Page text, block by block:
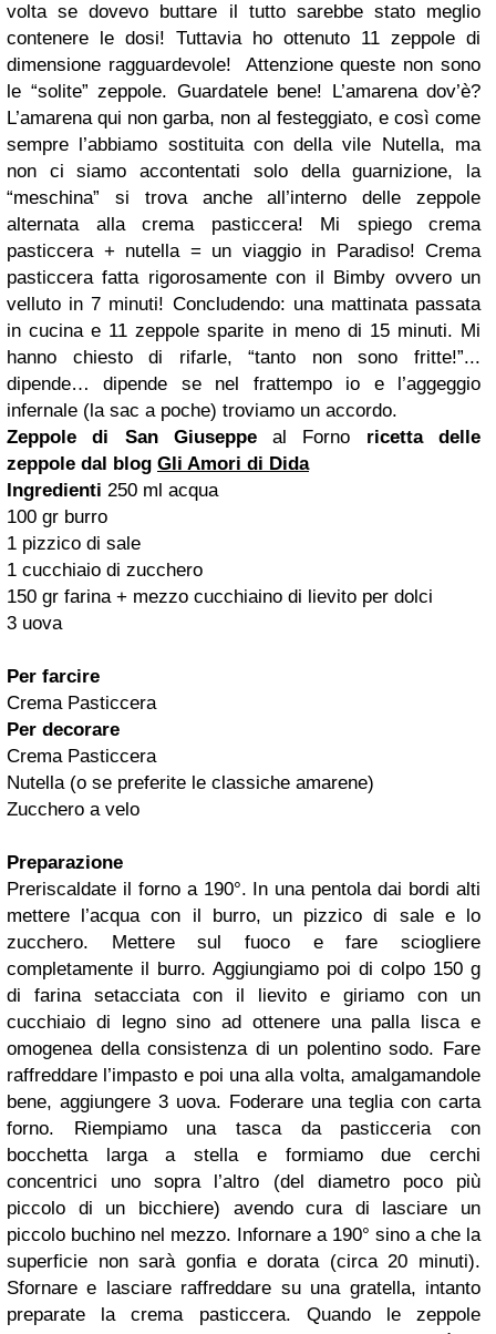
volta se dovevo buttare il tutto sarebbe stato meglio
contenere le dosi! Tuttavia ho ottenuto 11 zeppole di
dimensione ragguardevole! Attenzione queste non sono
le “solite” zeppole. Guardatele bene! L’amarena dov’è?
L’amarena qui non garba, non al festeggiato, e così come
sempre l’abbiamo sostituita con della vile Nutella, ma
non ci siamo accontentati solo della guarnizione, la
“meschina” si trova anche all’interno delle zeppole
alternata alla crema pasticcera! Mi spiego crema
pasticcera + nutella = un viaggio in Paradiso! Crema
pasticcera fatta rigorosamente con il Bimby ovvero un
velluto in 7 minuti! Concludendo: una mattinata passata
in cucina e 11 zeppole sparite in meno di 15 minuti. Mi
hanno chiesto di rifarle, “tanto non sono fritte!”...
dipende… dipende se nel frattempo io e l’aggeggio
infernale (la sac a poche) troviamo un accordo.
Zeppole di San Giuseppeal Forno
ricetta delle
zeppole dal blog Gli Amori di Dida
Ingredienti 250 ml acqua
100 gr burro
1 pizzico di sale
1 cucchiaio di zucchero
150 gr farina + mezzo cucchiaino di lievito per dolci
3 uova
Per farcire
Crema Pasticcera
Per decorare
Crema Pasticcera
Nutella (o se preferite le classiche amarene)
Zucchero a velo
Preparazione
Preriscaldate il forno a 190°. In una pentola dai bordi alti
mettere l’acqua con il burro, un pizzico di sale e lo
zucchero. Mettere sul fuoco e fare sciogliere
completamente il burro. Aggiungiamo poi di colpo 150 g
di farina setacciata con il lievito e giriamo con un
cucchiaio di legno sino ad ottenere una palla lisca e
omogenea della consistenza di un polentino sodo. Fare
raffreddare l’impasto e poi una alla volta, amalgamandole
bene, aggiungere 3 uova. Foderare una teglia con carta
forno. Riempiamo una tasca da pasticceria con
bocchetta larga a stella e formiamo due cerchi
concentrici uno sopra l’altro (del diametro poco più
piccolo di un bicchiere) avendo cura di lasciare un
piccolo buchino nel mezzo. Infornare a 190° sino a che la
superficie non sarà gonfia e dorata (circa 20 minuti).
Sfornare e lasciare raffreddare su una gratella, intanto
preparate la crema pasticcera. Quando le zeppole